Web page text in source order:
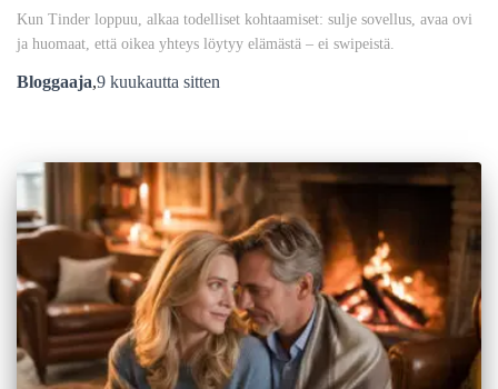
Kun Tinder loppuu, alkaa todelliset kohtaamiset: sulje sovellus, avaa ovi
ja huomaat, että oikea yhteys löytyy elämästä – ei swipeistä.
Bloggaaja,9 kuukautta sitten